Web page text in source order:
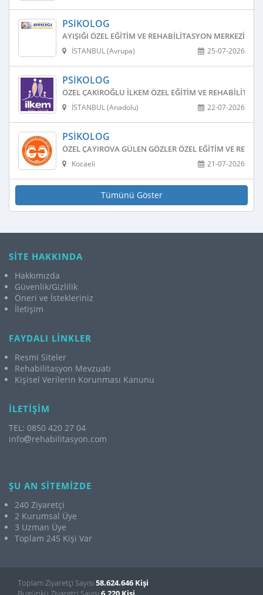
PSIKOLOG
AYIŞIĞI ÖZEL EĞITIM VE REHABILITASYON MERKEZI
25-07-2026
İSTANBUL (Avrupa)
PSIKOLOG
ÖZEL ÇAKIROĞLU İLKEM ÖZEL EĞITIM VE
22-07-2026
İSTANBUL (Anadolu)
PSIKOLOG
ÖZEL ÇAYIROVA GÜLEN GÖZLER ÖZEL EĞITIM VE
21-07-2026
Kocaeli
Tümünü Göster
SİTE HAKKINDA
Hakkımızda
Güvenlik/Gizlilik
Öneri ve İstekleriniz
İletişim
FAYDALI LİNKLER
Resmi Siteler
Rehabilitasyon Mevzuatı
Kişisel Verilerin Korunması Kanunu
İLETİŞİM
TEL: 0850 420 27 04
info
rehabilitasyon.com
ŞU AN SİTEMİZDE
240 Ziyaretçi
2 Kurumsal Üye
3 Uzman Üye
Toplam 245 Kişi Var
Toplam Ziyaretçi Sayısı 58.624.646 Kişi